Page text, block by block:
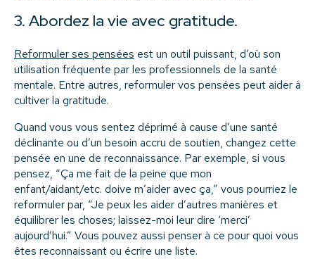
3. Abordez la vie avec gratitude.
Reformuler ses pensées est un outil puissant, d’où son
utilisation fréquente par les professionnels de la santé
mentale. Entre autres, reformuler vos pensées peut aider à
cultiver la gratitude.
Quand vous vous sentez déprimé à cause d’une santé
déclinante ou d’un besoin accru de soutien, changez cette
pensée en une de reconnaissance. Par exemple, si vous
pensez, “Ça me fait de la peine que mon
enfant/aidant/etc. doive m’aider avec ça,” vous pourriez le
reformuler par, “Je peux les aider d’autres manières et
équilibrer les choses; laissez-moi leur dire ‘merci’
aujourd’hui.” Vous pouvez aussi penser à ce pour quoi vous
êtes reconnaissant ou écrire une liste.